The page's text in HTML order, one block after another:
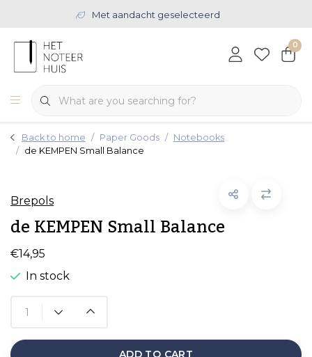
Met aandacht geselecteerd
0
Back to home Paper Goods
Notebooks
de KEMPEN Small Balance
Brepols
de KEMPEN Small Balance
€14,95
In stock
ADD TO CART